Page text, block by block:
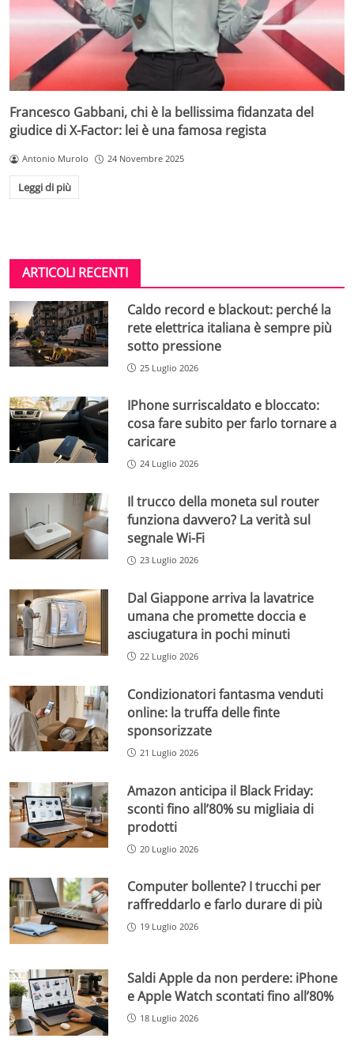
Francesco Gabbani, chi è la bellissima fidanzata del
giudice di X-Factor: lei è una famosa regista
Antonio Murolo 24 Novembre 2025
Leggi di più
ARTICOLI RECENTI
Caldo record e blackout: perché la
rete elettrica italiana è sempre più
sotto pressione
25 Luglio 2026
IPhone surriscaldato e bloccato:
cosa fare subito per farlo tornare a
caricare
24 Luglio 2026
Il trucco della moneta sul router
funziona davvero? La verità sul
segnale Wi-Fi
23 Luglio 2026
Dal Giappone arriva la lavatrice
umana che promette doccia e
asciugatura in pochi minuti
22 Luglio 2026
Condizionatori fantasma venduti
online: la truffa delle finte
sponsorizzate
21 Luglio 2026
Amazon anticipa il Black Friday:
sconti fino all’80% su migliaia di
prodotti
20 Luglio 2026
Computer bollente? I trucchi per
raffreddarlo e farlo durare di più
19 Luglio 2026
Saldi Apple da non perdere: iPhone
e Apple Watch scontati fino all’80%
18 Luglio 2026